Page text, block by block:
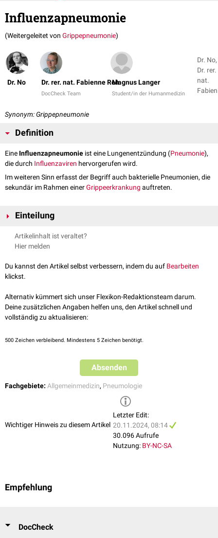
Influenzapneumonie
(Weitergeleitet von Grippepneumonie)
Dr. No Dr. rer. nat. Fabienne Reh
DocCheck Team
Magnus Langer
Student/in der Humanmedizin
Dr. No,
Dr. rer.
nat.
Synonym: Grippepneumonie
Definition
Eine Influenzapneumonie ist eine Lungenentzündung (Pneumonie),
die durch Influenzaviren hervorgerufen wird.
Im weiteren Sinn erfasst der Begriff auch bakterielle Pneumonien, die
sekundär im Rahmen einerGrippeerkrankung auftreten.
Einteilung
Man kann drei Formen der Influenzapneumonie unterscheiden:
interstitielle Influenzapneumonie
sekundäre,bakterielleInfluenzapneumonie
Die interstitielle Influenzapneumonie manifestiert sich durch diffuse
Influenzapneumonie zu einemperakuten, häufig tödlichen Verlauf mit
Lungenblutungenkommt. Die bakterielle Influenzapneumonie tritt meist
als Segment- oder Lappenpneumonie in Erscheinung.
Artikelinhalt ist veraltet?
Hier melden
Du kannst den Artikel selbst verbessern, indem du auf Bearbeiten
klickst.
Alternativ kümmert sich unser Flexikon-Redaktionsteam darum.
Deine zusätzlichen Angaben helfen uns, den Artikel schnell und
vollständig zu aktualisieren:
500 Zeichen verbleibend. Mindestens 5 Zeichen benötigt.
Absenden
Fachgebiete: Allgemeinmedizin, Pneumologie
Wichtiger Hinweis zu diesem Artikel
Letzter Edit:
20.11.2024, 08:14
30.096 Aufrufe
Nutzung: BY-NC-SA
Empfehlung
DocCheck